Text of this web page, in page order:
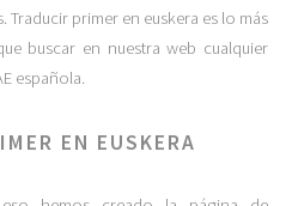
Traducir primer en euskera es lo más
buscar en nuestra web cualquier
española.
EN EUSKERA